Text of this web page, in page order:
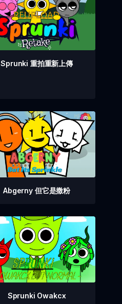
Sprunki 重拍重新上傳
Abgerny 但它是撒粉
Sprunki Owakcx